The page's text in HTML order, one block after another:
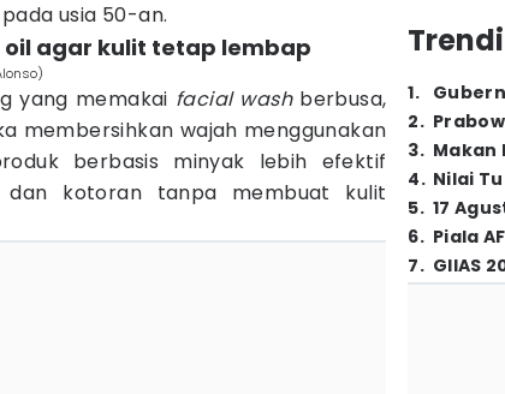
usia 50-an.
oil agar kulit tetap lembap
yang memakai facial washberbusa,
membersihkan wajah menggunakan
berbasis minyak lebih efektif
dan kotoran tanpa membuat kulit
1.
2.
3. Makan
4. Nilai
5. 17
6. Piala
7. GIIAS